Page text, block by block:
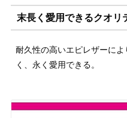
末長く愛用できるクオリ
耐久性の高いエピレザーに
く、永く愛用できる。